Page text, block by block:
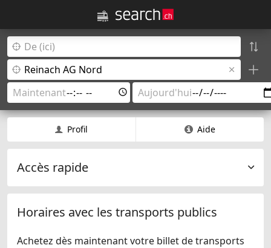
Profil Aide
Accès rapide
Horaires avec les transports publics
Achetez dès maintenant votre billet de transports